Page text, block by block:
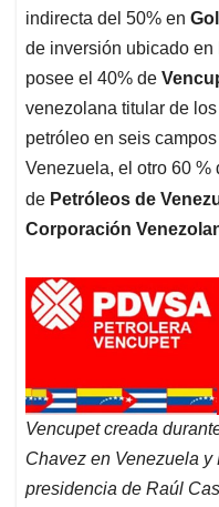
indirecta del 50% en
de inversión ubicado
posee el 40% de
venezolana titular de
petróleo en seis
Venezuela, el otro 60
de Petróleos de
Corporación
Vencupet creada
Chavez en Venezuela
presidencia de Raúl